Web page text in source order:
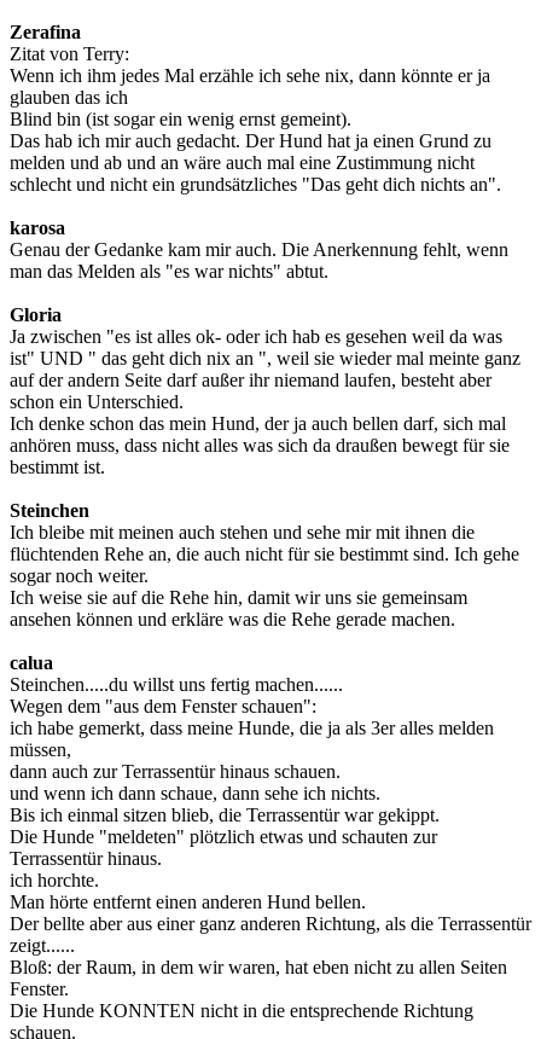
Zerafina
Zitat von Terry:
Wenn ich ihm jedes Mal erzähle ich sehe nix, dann könnte er ja
glauben das ich
Blind bin (ist sogar ein wenig ernst gemeint).
Das hab ich mir auch gedacht. Der Hund hat ja einen Grund zu
melden und ab und an wäre auch mal eine Zustimmung nicht
schlecht und nicht ein grundsätzliches "Das geht dich nichts an".
karosa
Genau der Gedanke kam mir auch. Die Anerkennung fehlt, wenn
man das Melden als "es war nichts" abtut.
Gloria
Ja zwischen "es ist alles ok- oder ich hab es gesehen weil da was
ist" UND " das geht dich nix an ", weil sie wieder mal meinte ganz
auf der andern Seite darf außer ihr niemand laufen, besteht aber
schon ein Unterschied.
Ich denke schon das mein Hund, der ja auch bellen darf, sich mal
anhören muss, dass nicht alles was sich da draußen bewegt für sie
bestimmt ist.
Steinchen
Ich bleibe mit meinen auch stehen und sehe mir mit ihnen die
flüchtenden Rehe an, die auch nicht für sie bestimmt sind. Ich gehe
sogar noch weiter.
Ich weise sie auf die Rehe hin, damit wir uns sie gemeinsam
ansehen können und erkläre was die Rehe gerade machen.
calua
Steinchen.....du willst uns fertig machen......
Wegen dem "aus dem Fenster schauen":
ich habe gemerkt, dass meine Hunde, die ja als 3er alles melden
müssen,
dann auch zur Terrassentür hinaus schauen.
und wenn ich dann schaue, dann sehe ich nichts.
Bis ich einmal sitzen blieb, die Terrassentür war gekippt.
Die Hunde "meldeten" plötzlich etwas und schauten zur
Terrassentür hinaus.
ich horchte.
Man hörte entfernt einen anderen Hund bellen.
Der bellte aber aus einer ganz anderen Richtung, als die Terrassentür
zeigt......
Bloß: der Raum, in dem wir waren, hat eben nicht zu allen Seiten
Fenster.
Die Hunde KONNTEN nicht in die entsprechende Richtung
schauen.